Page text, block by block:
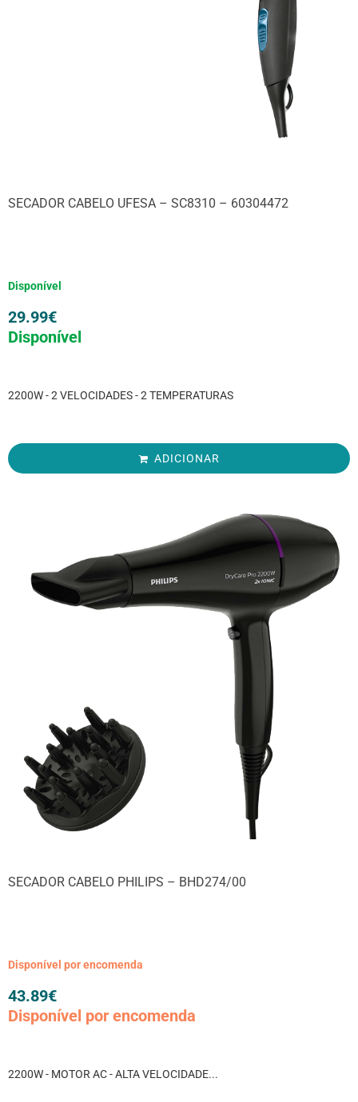
SECADOR CABELO UFESA – SC8310 – 60304472
Disponível
29.99€
Disponível
2200W - 2 VELOCIDADES - 2 TEMPERATURAS
ADICIONAR
SECADOR CABELO PHILIPS – BHD274/00
Disponível por encomenda
43.89€
Disponível por encomenda
2200W - MOTOR AC - ALTA VELOCIDADE...